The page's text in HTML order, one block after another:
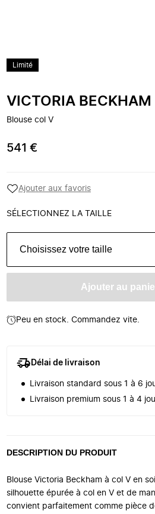
Limité
VICTORIA BECKHAM
Blouse col V
541 €
Ajouter aux favoris
SÉLECTIONNEZ LA TAILLE
Choisissez votre taille
Ajouter au
Peu en stock. Commandez vite.
Délai de livraison
Livraison standard sous 1 à 6
Livraison premium sous 1 à 4
DESCRIPTION DU PRODUIT
Blouse Victoria Beckham à col V en
silhouette épurée à col en V et de
convient parfaitement comme pièce